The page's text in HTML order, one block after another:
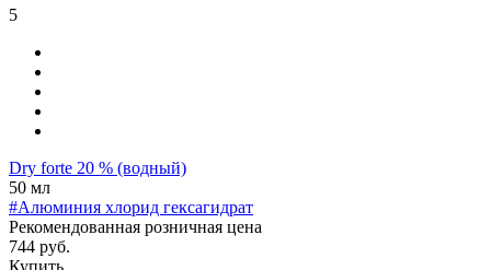
5
Dry forte 20 % (водный)
50 мл
#Алюминия хлорид гексагидрат
Рекомендованная розничная цена
744 руб.
Купить